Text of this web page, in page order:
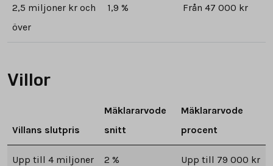
2,5 miljoner kr och
över
1,9 % Från 47 000 kr
Villor
Villans slutpris
Mäklararvode
snitt
Mäklararvode
procent
Upp till 4 miljoner
2 % Upp till 79 000 kr